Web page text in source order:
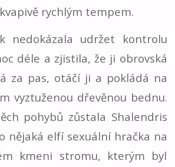
rychlým tempem.
nedokázala udržet kontrolu
déle a zjistila, že ji obrovská
za pas, otáčí ji a pokládá na
vyztuženou dřevěnou bednu.
pohybů zůstala Shalendris
nějaká elfí sexuální hračka na
kmeni stromu, kterým byl